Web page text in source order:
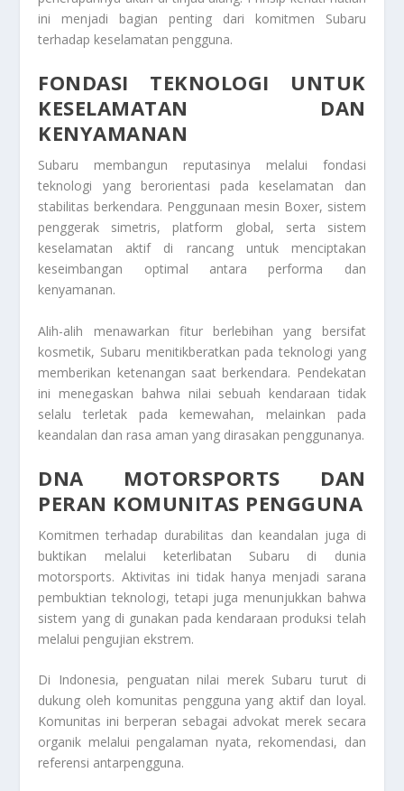
ini menjadi bagian penting dari komitmen Subaru
terhadap keselamatan pengguna.
FONDASI TEKNOLOGI UNTUK
KESELAMATAN DAN
KENYAMANAN
Subaru membangun reputasinya melalui fondasi
teknologi yang berorientasi pada keselamatan dan
stabilitas berkendara. Penggunaan mesin Boxer, sistem
penggerak simetris, platform global, serta sistem
keselamatan aktif di rancang untuk menciptakan
keseimbangan optimal antara performa dan
kenyamanan.
Alih-alih menawarkan fitur berlebihan yang bersifat
kosmetik, Subaru menitikberatkan pada teknologi yang
memberikan ketenangan saat berkendara. Pendekatan
ini menegaskan bahwa nilai sebuah kendaraan tidak
selalu terletak pada kemewahan, melainkan pada
keandalan dan rasa aman yang dirasakan penggunanya.
DNA MOTORSPORTS DAN
PERAN KOMUNITAS PENGGUNA
Komitmen terhadap durabilitas dan keandalan juga di
buktikan melalui keterlibatan Subaru di dunia
motorsports. Aktivitas ini tidak hanya menjadi sarana
pembuktian teknologi, tetapi juga menunjukkan bahwa
sistem yang di gunakan pada kendaraan produksi telah
melalui pengujian ekstrem.
Di Indonesia, penguatan nilai merek Subaru turut di
dukung oleh komunitas pengguna yang aktif dan loyal.
Komunitas ini berperan sebagai advokat merek secara
organik melalui pengalaman nyata, rekomendasi, dan
referensi antarpengguna.